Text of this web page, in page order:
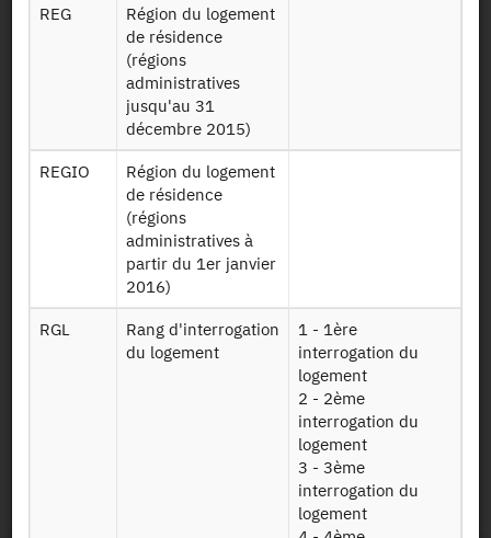
retrouvée)
Table 2016
contenant un
extrait des
variables issues
du fichier fiscal
de l’impôt sur le
revenu
Foyer17
Table 2017
contenant un
variables issues
du fichier fiscal
de l’impôt sur le
REG
Région du logement
de résidence
(régions
administratives
jusqu'au 31
décembre 2015)
REGIO
Région du logement
de résidence
(régions
administratives à
partir du 1er janvier
2016)
RGL
Rang d'interrogation
du logement
1 - 1ère
interrogation du
logement
2 - 2ème
interrogation du
logement
3 - 3ème
interrogation du
logement
https://doi.org/10.34724/CASD.110.3211.V1